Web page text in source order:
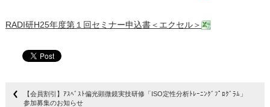
RADI研H25年度第１回セミナー申込書＜エクセル＞
【会員割引】ｱｽﾍﾞｽﾄ偏光顕微鏡実技研修「ISO定性分析ﾄﾚｰﾆﾝｸﾞﾌﾟﾛｸﾞﾗﾑ」
参加募集のお知らせ